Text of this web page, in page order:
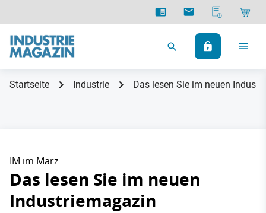
Startseite Industrie Das lesen Sie im neuen
IM im März
Das lesen Sie im neuen
Industriemagazin